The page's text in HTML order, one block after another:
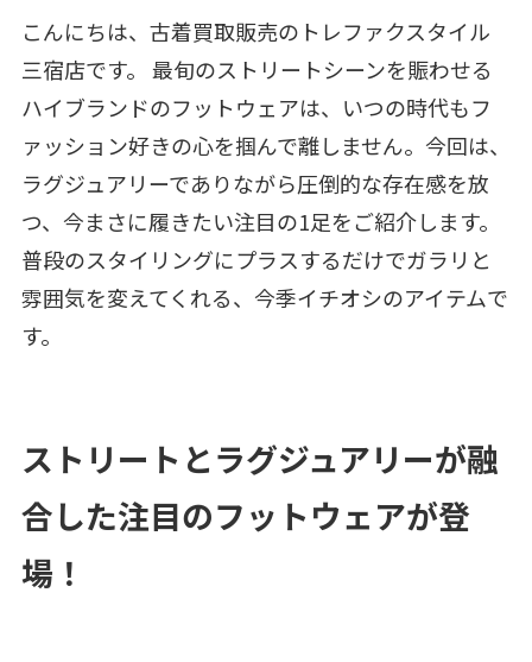
こんにちは、古着買取販売のトレファクスタイル
三宿店です。 最旬のストリートシーンを賑わせる
ハイブランドのフットウェアは、いつの時代もフ
ァッション好きの心を掴んで離しません。今回は、
ラグジュアリーでありながら圧倒的な存在感を放
つ、今まさに履きたい注目の1足をご紹介します。
普段のスタイリングにプラスするだけでガラリと
雰囲気を変えてくれる、今季イチオシのアイテムで
す。
ストリートとラグジュアリーが融
合した注目のフットウェアが登
場！